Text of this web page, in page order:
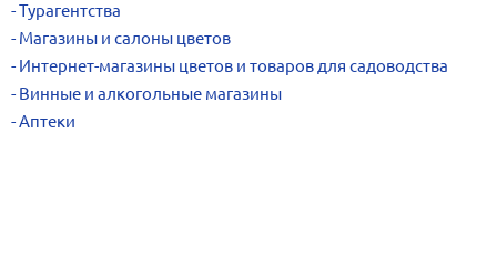
Турагентства
Магазины и салоны цветов
Интернет-магазины цветов и товаров для садоводства
Винные и алкогольные магазины
Аптеки